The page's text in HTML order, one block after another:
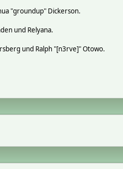
"groundup" Dickerson.
und Relyana.
und Ralph "[n3rve]" Otowo.